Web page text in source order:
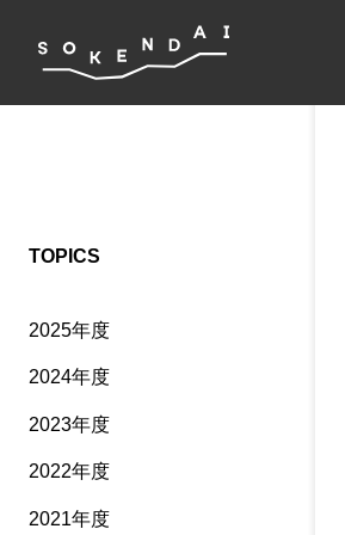
TOPICS
2025年度
2024年度
2023年度
2022年度
2021年度